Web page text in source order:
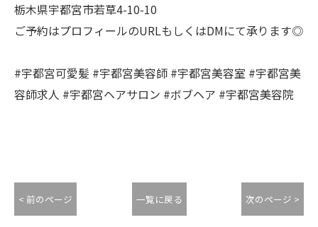
栃木県宇都宮市若草4-10-10
ご予約はプロフィールのURLもしくはDMにて承ります◎
#宇都宮可愛髪 #宇都宮美容師 #宇都宮美容室 #宇都宮美
容師求人 #宇都宮ヘアサロン #ボブヘア #宇都宮美容院
< 前のページ 一覧に戻る 次のページ >